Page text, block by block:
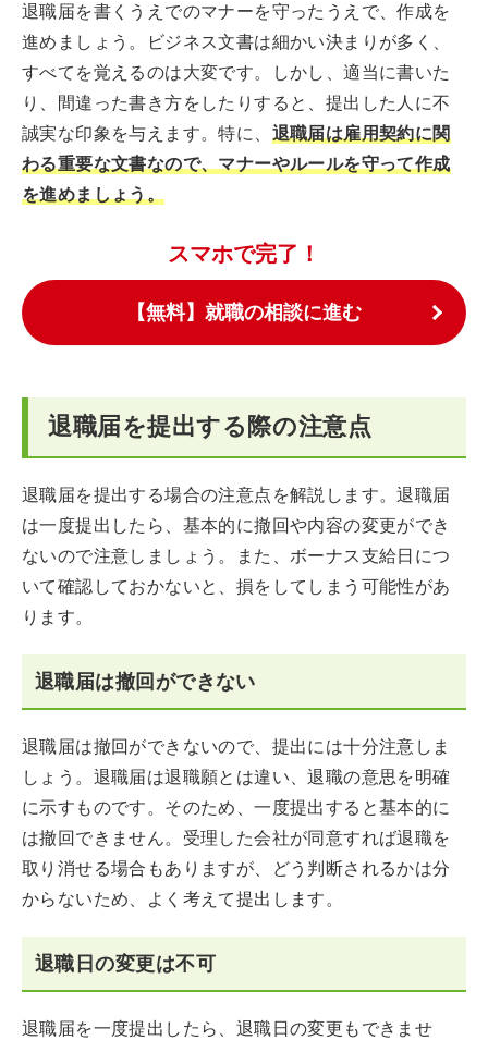
退職届を書くうえでのマナーを守ったうえで、作成を
進めましょう。ビジネス文書は細かい決まりが多く、
すべてを覚えるのは大変です。しかし、適当に書いた
り、間違った書き方をしたりすると、提出した人に不
誠実な印象を与えます。特に、 退職届は雇用契約に関
わる重要な文書なので、マナーやルールを守って作成
を進めましょう。
スマホで完了！
【無料】就職の相談に進む
退職届を提出する際の注意点
退職届を提出する場合の注意点を解説します。退職届
は一度提出したら、基本的に撤回や内容の変更ができ
ないので注意しましょう。また、ボーナス支給日につ
いて確認しておかないと、損をしてしまう可能性があ
ります。
退職届は撤回ができない
退職届は撤回ができないので、提出には十分注意しま
しょう。退職届は退職願とは違い、退職の意思を明確
に示すものです。そのため、一度提出すると基本的に
は撤回できません。受理した会社が同意すれば退職を
取り消せる場合もありますが、どう判断されるかは分
からないため、よく考えて提出します。
退職日の変更は不可
退職届を一度提出したら、退職日の変更もできませ